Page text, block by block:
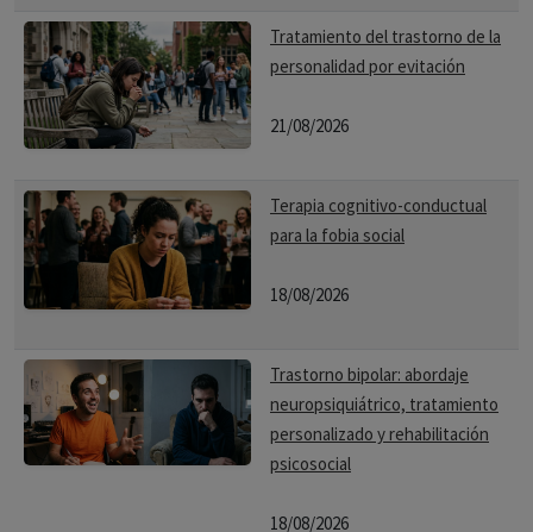
Tratamiento del trastorno de la
personalidad por evitación
21/08/2026
Terapia cognitivo-conductual
para la fobia social
18/08/2026
Trastorno bipolar: abordaje
neuropsiquiátrico, tratamiento
personalizado y rehabilitación
psicosocial
18/08/2026